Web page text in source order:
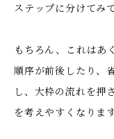
ステップに分けてみ
もちろん、これはあ
順序が前後したり、
し、大枠の流れを押
を考えやすくなります